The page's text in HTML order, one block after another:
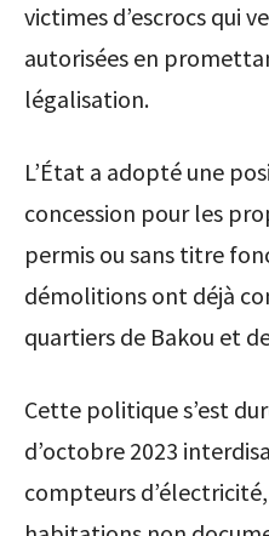
victimes d’escrocs qui
autorisées en
légalisation.
L’État a adopté une
concession pour les
permis ou sans titre
démolitions ont déjà
quartiers de Bakou et
Cette politique s’est
d’octobre 2023
compteurs